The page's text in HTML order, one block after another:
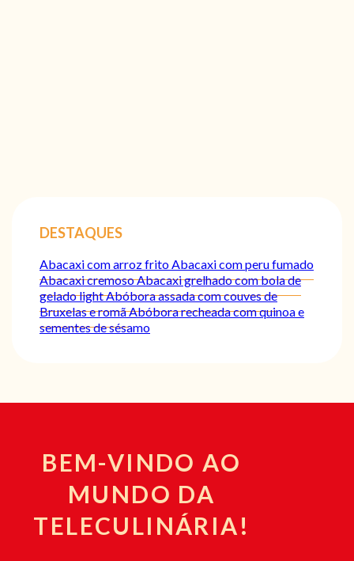
DESTAQUES
Abacaxi com arroz fritoAbacaxi com peru fumado
Abacaxi cremosoAbacaxi grelhado com bola de
gelado lightAbóbora assada com couves de
Bruxelas e romãAbóbora recheada com quinoa e
sementes de sésamo
BEM-VINDO AO
MUNDO DA
TELECULINÁRIA!